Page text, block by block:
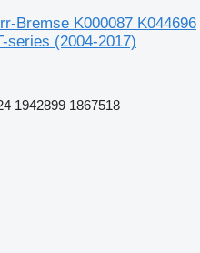
Bremse K000087 K044696
series (2004-2017)
1942899 1867518